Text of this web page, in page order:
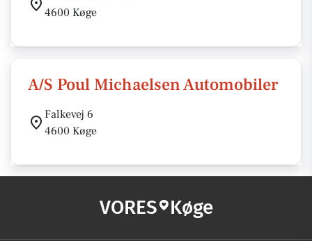
4600 Køge
A/S Poul Michaelsen Automobiler
Falkevej 6
4600 Køge
VORES Køge